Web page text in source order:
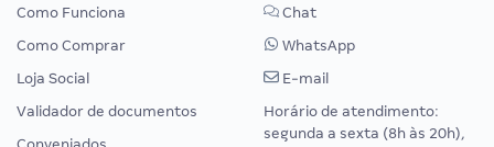
Como Funciona
Como Comprar
Loja Social
Validador de documentos
Chat
WhatsApp
E-mail
Horário de atendimento:
segunda a sexta (8h às 20h),